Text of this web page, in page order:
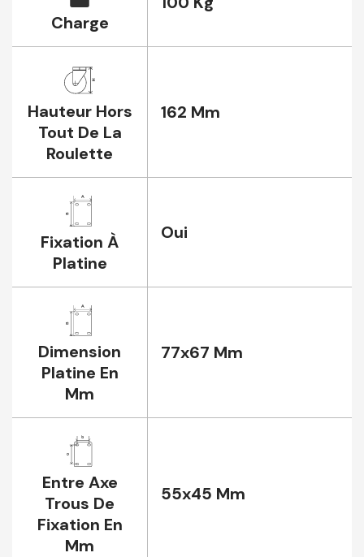
Charge
Hauteur Hors
Tout De La
Roulette
162 Mm
Fixation À
Platine
Oui
Dimension
Platine En
Mm
77x67 Mm
Entre Axe
Trous De
Fixation En
Mm
55x45 Mm